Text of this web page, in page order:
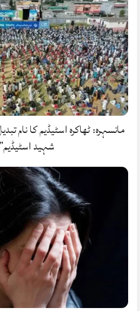
مانسہرہ: ٹھاکرہ اسٹیڈیم کا
شہید